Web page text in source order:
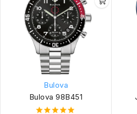
Bulova
Bulova 98B451